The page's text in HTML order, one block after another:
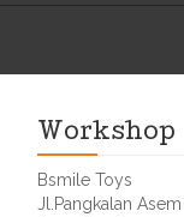
Workshop
Bsmile Toys
Jl.Pangkalan